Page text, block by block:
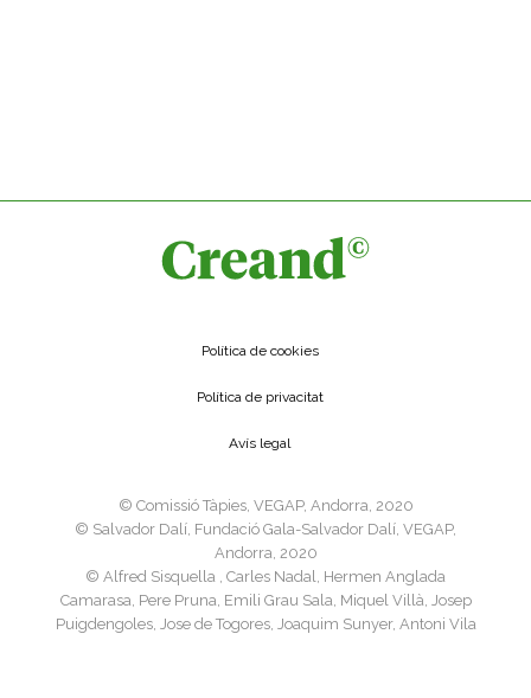
Política de cookies
Política de privacitat
Avís legal
©️ Comissió Tàpies, VEGAP, Andorra, 2020
©️ Salvador Dalí, Fundació Gala-Salvador Dalí, VEGAP,
Andorra, 2020
©️ Alfred Sisquella , Carles Nadal, Hermen Anglada
Camarasa, Pere Pruna, Emili Grau Sala, Miquel Villà, Josep
Puigdengoles, Jose de Togores, Joaquim Sunyer, Antoni Vila